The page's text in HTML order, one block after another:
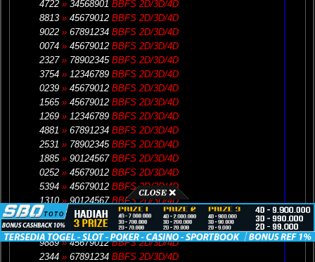
4722 » 34568901 BBFS 2D/3D/4D
8813 » 45679012 BBFS 2D/3D/4D
9022 » 67891234 BBFS 2D/3D/4D
0074 » 45679012 BBFS 2D/3D/4D
2327» 78902345BBFS 2D/3D/4D
3754 » 12346789 BBFS 2D/3D/4D
0239 » 45679012 BBFS 2D/3D/4D
1565» 45679012 BBFS 2D/3D/4D
1269 » 12346789 BBFS 2D/3D/4D
4881 » 67891234 BBFS 2D/3D/4D
2531 » 78902345BBFS 2D/3D/4D
1885» 90124567BBFS 2D/3D/4D
0252 » 45679012 BBFS 2D/3D/4D
5394 » 45679012 BBFS 2D/3D/4D
1310»90124567BBFS 2D/3D/4D
8476» 45679012
BBFS 2D/3D/4D
3094»12346789BBFS 2D/3D/4D
9889»45679012BBFS 2D/3D/4D
2344 » 67891234 BBFS 2D/3D/4D